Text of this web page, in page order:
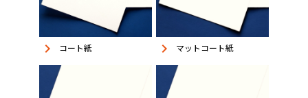
keyboard_arrow_right コート紙 keyboard_arrow_right マットコート紙